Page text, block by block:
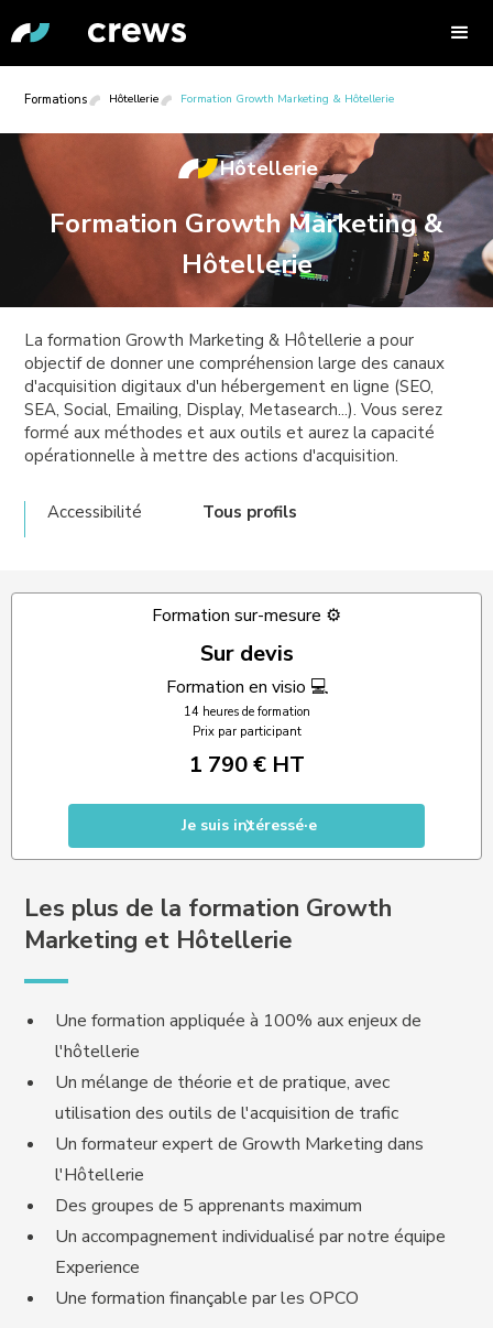
Formations Hôtellerie Formation Growth Marketing & Hôtellerie
Hôtellerie
Formation Growth Marketing &
Hôtellerie
La formation Growth Marketing & Hôtellerie a pour
objectif de donner une compréhension large des canaux
d'acquisition digitaux d'un hébergement en ligne (SEO,
SEA, Social, Emailing, Display, Metasearch...). Vous serez
formé aux méthodes et aux outils et aurez la capacité
opérationnelle à mettre des actions d'acquisition.
Accessibilité Tous profils
Formation sur-mesure ⚙️
Sur devis
Formation en visio 💻
14 heures de formation
Prix par participant
1 790 € HT
Je suis intéressé·e
Les plus de la formation Growth
Marketing et Hôtellerie
Une formation appliquée à 100% aux enjeux de
l'hôtellerie
Un mélange de théorie et de pratique, avec
utilisation des outils de l'acquisition de trafic
Un formateur expert de Growth Marketing dans
l'Hôtellerie
Des groupes de 5 apprenants maximum
Un accompagnement individualisé par notre équipe
Experience
Une formation finançable par les OPCO